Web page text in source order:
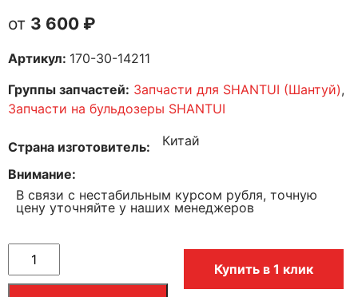
3 600 ₽
Артикул: 170-30-14211
Группы запчастей: Запчасти для SHANTUI (Шантуй),
Запчасти на бульдозеры SHANTUI
Страна изготовитель Китай
Внимание
В связи с нестабильным курсом рубля, точную
цену уточняйте у наших менеджеров
Купить в 1 клик